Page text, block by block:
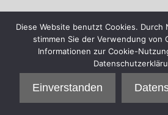
Diese Website benutzt Cookies. Durch
stimmen Sie der Verwendung von
Informationen zur Cookie-
Einverstanden